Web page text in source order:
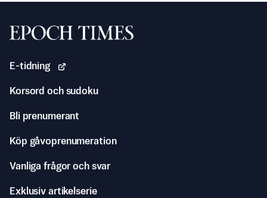
Svenska Epoch Times
E-tidning
Korsord och sudoku
Bli prenumerant
Köp gåvoprenumeration
Vanliga frågor och svar
Exklusiv artikelserie